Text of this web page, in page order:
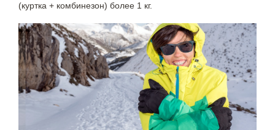
(куртка + комбинезон) более 1 кг.